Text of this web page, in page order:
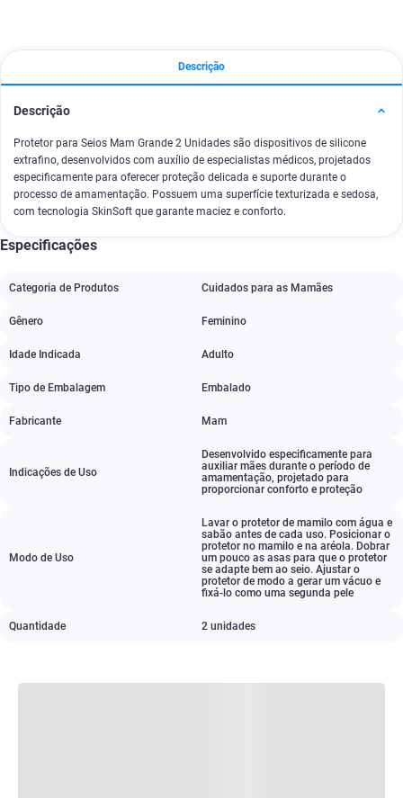
Descrição
Descrição
Protetor para Seios Mam Grande 2 Unidades são dispositivos de silicone
extrafino, desenvolvidos com auxílio de especialistas médicos, projetados
especificamente para oferecer proteção delicada e suporte durante o
processo de amamentação. Possuem uma superfície texturizada e sedosa,
com tecnologia SkinSoft que garante maciez e conforto.
Especificações
Categoria de Produtos Cuidados para as Mamães
Gênero Feminino
Idade Indicada Adulto
Tipo de Embalagem Embalado
Fabricante Mam
Indicações de Uso
Desenvolvido especificamente para
auxiliar mães durante o período de
amamentação, projetado para
proporcionar conforto e proteção
Modo de Uso
Lavar o protetor de mamilo com água e
sabão antes de cada uso. Posicionar o
protetor no mamilo e na aréola. Dobrar
um pouco as asas para que o protetor
se adapte bem ao seio. Ajustar o
protetor de modo a gerar um vácuo e
fixá-lo como uma segunda pele
Quantidade 2 unidades